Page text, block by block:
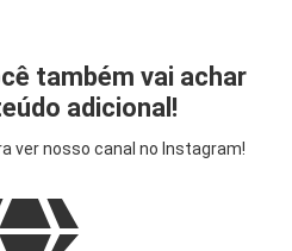
também vai achar
adicional!
ver nosso canal no Instagram!